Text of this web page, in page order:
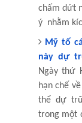
chấm dứt
ý nhằm
Mỹ tố
này dự
Ngày thứ
hạn chế
thể dự
trong một